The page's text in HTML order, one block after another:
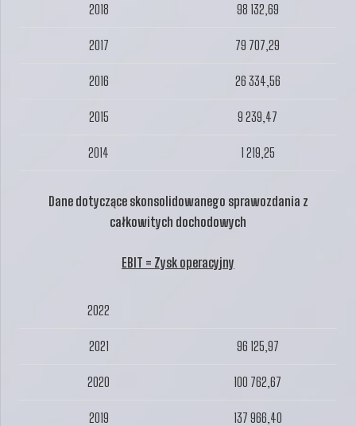
2018 98 132,69
2017 79 707,29
2016 26 334,56
2015 9 239,47
2014 1 219,25
Dane dotyczące skonsolidowanego sprawozdania z
całkowitych dochodowych
EBIT = Zysk operacyjny
2022
2021 96 125,97
2020 100 762,67
2019 137 966,40